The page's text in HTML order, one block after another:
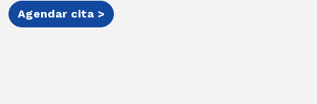
Agendar cita >